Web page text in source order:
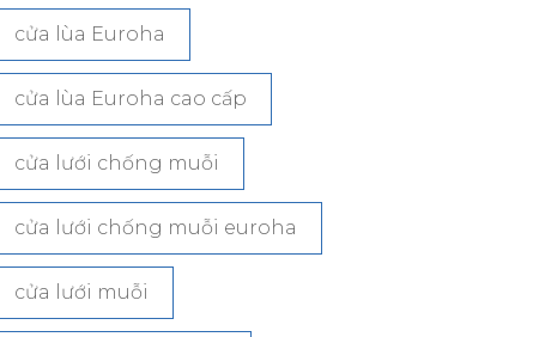
cửa lùa Euroha
cửa lùa Euroha cao cấp
cửa lưới chống muỗi
cửa lưới chống muỗi euroha
cửa lưới muỗi